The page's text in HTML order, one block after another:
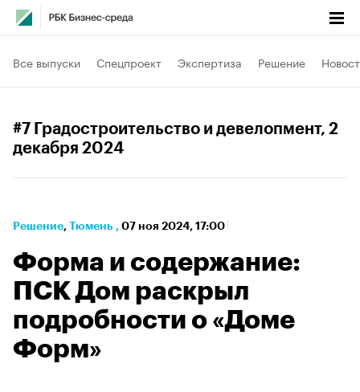
Все выпуски Спецпроект Экспертиза Решение
#7 Градостроительство и девелопмент, 2
декабря 2024
Решение⁠, Тюмень , 07 ноя 2024, 17:00
Форма и содержание:
ПСК Дом раскрыл
подробности о «Доме
Форм»